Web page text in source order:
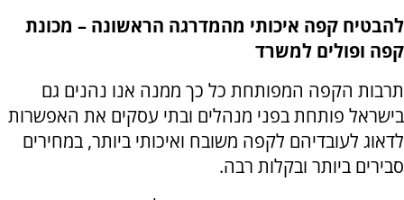
להבטיח קפה איכותי מהמדרגה הראשונה – מכונת
קפה ופולים למשרד
תרבות הקפה המפותחת כל כך ממנה אנו נהנים גם
בישראל פותחת בפני מנהלים ובתי עסקים את האפשרות
לדאוג לעובדיהם לקפה משובח ואיכותי ביותר, במחירים
סבירים ביותר ובקלות רבה.